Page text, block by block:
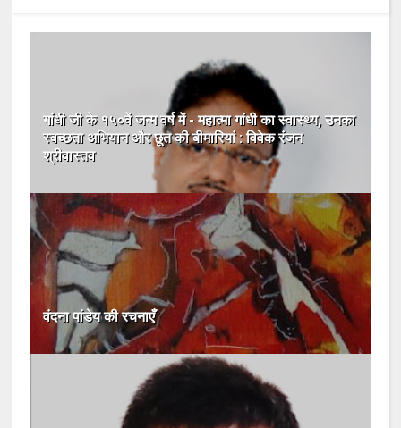
गांधी जी के १५०वें जन्म वर्ष में - महात्मा गांधी का स्वास्थ्य, उनका
स्वच्छता अभियान और छूत की बीमारियां : विवेक रंजन
श्रीवास्तव
वंदना पांडेय की रचनाएँ